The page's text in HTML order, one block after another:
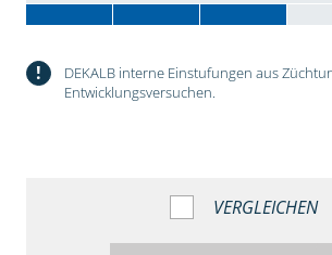
!
DEKALB interne Einstufungen aus
Entwicklungsversuchen.
VERGLEICHEN